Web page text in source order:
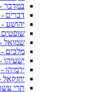
במדבר
דברים
יהושע
שמואל
מלכים
ישעיהו
ירמיהו
תרי